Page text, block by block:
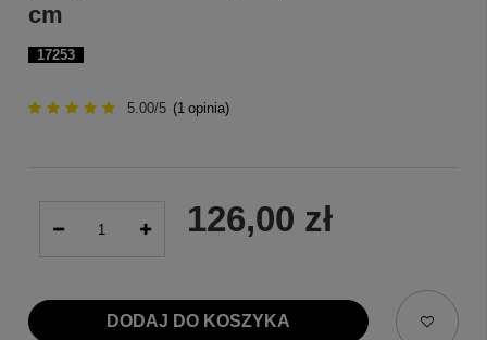
17253
cm
5.00/5 (1 opinia)
126,00 zł
DODAJ DO KOSZYKA